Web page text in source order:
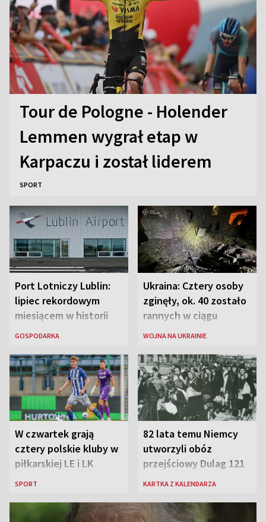
Tour de Pologne - Holender
Lemmen wygrał etap w
Karpaczu i został liderem
SPORT
Port Lotniczy Lublin:
lipiec rekordowym
miesiącem w historii
lotniska
GOSPODARKA
Ukraina: Cztery osoby
zginęły, ok. 40 zostało
rannych w ciągu
ostatniej doby w
WOJNA NA UKRAINIE
W czwartek grają
cztery polskie kluby w
piłkarskiej LE i LK
SPORT
82 lata temu Niemcy
utworzyli obóz
przejściowy Dulag 121
KARTKA Z KALENDARZA